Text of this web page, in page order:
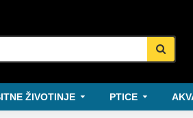
ŽIVOTINJE PTICE